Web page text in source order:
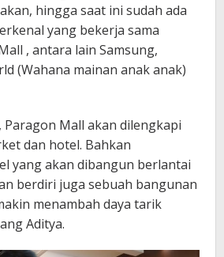
hingga saat ini sudah ada
yang bekerja sama
, antara lain Samsung,
(Wahana mainan anak anak)
Paragon Mall akan dilengkapi
dan hotel. Bahkan
yang akan dibangun berlantai
berdiri juga sebuah bangunan
menambah daya tarik
Aditya.